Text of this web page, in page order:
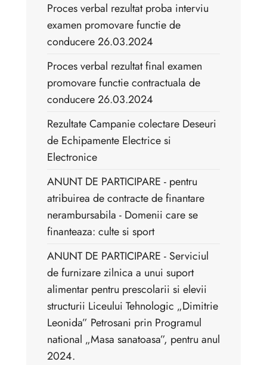
Proces verbal rezultat proba interviu
examen promovare functie de
conducere 26.03.2024
Proces verbal rezultat final examen
promovare functie contractuala de
conducere 26.03.2024
Rezultate Campanie colectare Deseuri
de Echipamente Electrice si
Electronice
ANUNT DE PARTICIPARE - pentru
atribuirea de contracte de finantare
nerambursabila - Domenii care se
finanteaza: culte si sport
ANUNT DE PARTICIPARE - Serviciul
de furnizare zilnica a unui suport
alimentar pentru prescolarii si elevii
structurii Liceului Tehnologic „Dimitrie
Leonida” Petrosani prin Programul
national „Masa sanatoasa”, pentru anul
2024.